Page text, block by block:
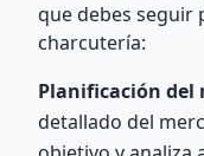
que debes seguir
charcutería:
Planificación del
detallado del